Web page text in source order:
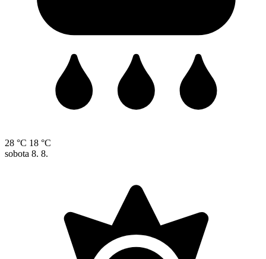
28 °C 18 °C
sobota 8. 8.